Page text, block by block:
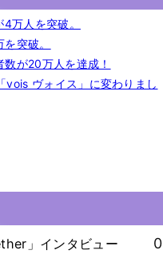
人を突破。
突破。
が20万人を達成！
ヴォイス」に変わりまし
」インタビュー
0